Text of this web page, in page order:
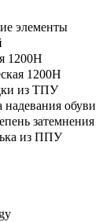
элементы
1200Н
1200Н
из ТПУ
надевания обуви
затемнения
из ППУ